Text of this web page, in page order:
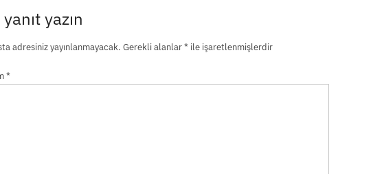
yazın
adresiniz yayınlanmayacak. Gerekli alanlar*ile işaretlenmişlerdir
*